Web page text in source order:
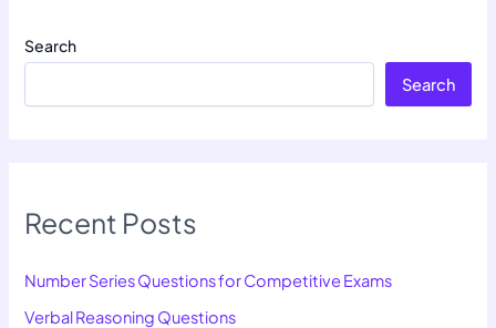
Search
Search
Recent Posts
Number Series Questions for Competitive Exams
Verbal Reasoning Questions